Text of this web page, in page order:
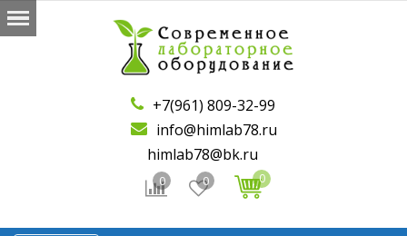
+7(961) 809-32-99
info@himlab78.ru
himlab78@bk.ru
0 0 0